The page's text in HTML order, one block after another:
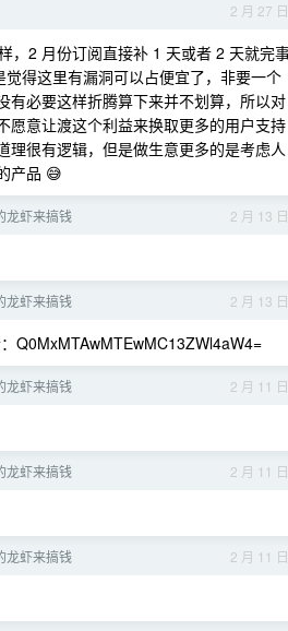
2 月 27 日
，2 月份订阅直接补 1 天或者 2 天就完
得这里有漏洞可以占便宜了，非要一个
有必要这样折腾算下来并不划算，所以对
愿意让渡这个利益来换取更多的用户支持
理很有逻辑，但是做生意更多的是考虑人
产品 😅
2 月 13 日
龙虾来搞钱
2 月 13 日
龙虾来搞钱
Q0MxMTAwMTEwMC13ZWl4aW4=
2 月 11 日
龙虾来搞钱
2 月 11 日
龙虾来搞钱
2 月 11 日
龙虾来搞钱